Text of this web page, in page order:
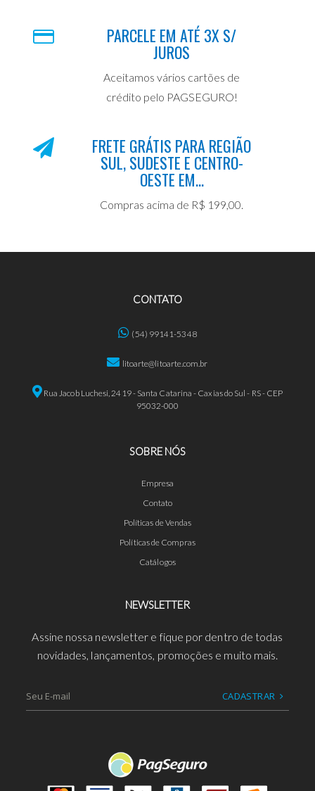
PARCELE EM ATÉ 3X S/
JUROS
Aceitamos vários cartões de
crédito pelo PAGSEGURO!
FRETE GRÁTIS PARA REGIÃO
SUL, SUDESTE E CENTRO-
OESTE EM...
Compras acima de R$ 199,00.
CONTATO
(54) 99141-5348
litoarte@litoarte.com.br
Rua Jacob Luchesi, 2419 - Santa Catarina - Caxias do Sul - RS - CEP
95032-000
SOBRE NÓS
Empresa
Contato
Políticas de Vendas
Políticas de Compras
Catálogos
NEWSLETTER
Assine nossa newsletter e fique por dentro de todas
novidades, lançamentos, promoções e muito mais.
CADASTRAR